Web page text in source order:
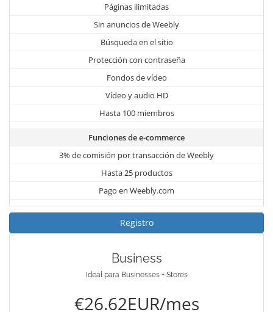
Páginas ilimitadas
Sin anuncios de Weebly
Búsqueda en el sitio
Protección con contraseña
Fondos de vídeo
Vídeo y audio HD
Hasta 100 miembros
Funciones de e-commerce
3% de comisión por transacción de Weebly
Hasta 25 productos
Pago en Weebly.com
Registro
Business
Ideal para Businesses + Stores
€26.62EUR/mes